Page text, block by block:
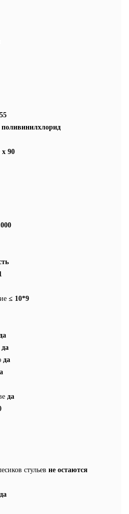
x 90
≤ 10*9
да
да
да
да
стульев не остаются
да